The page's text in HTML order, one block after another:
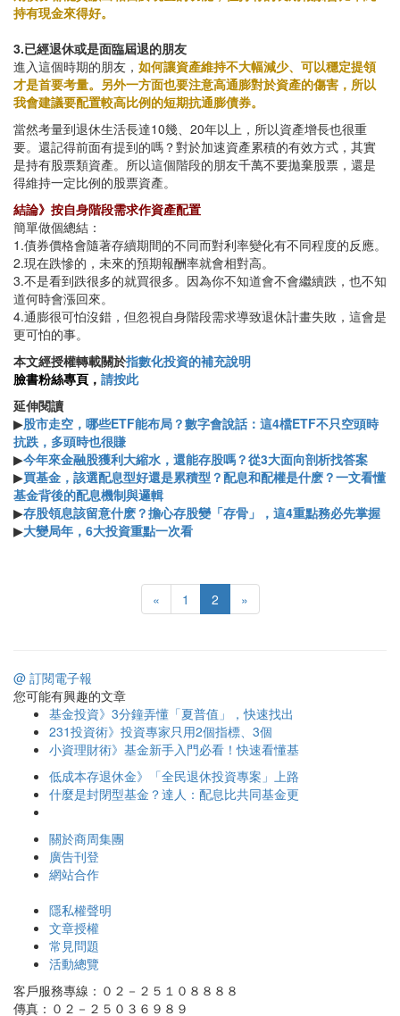
持有現金來得好。
3.已經退休或是面臨屆退的朋友
進入這個時期的朋友， 如何讓資產維持不大幅減少、可以穩定提領
才是首要考量。另外一方面也要注意高通膨對於資產的傷害，所以
我會建議要配置較高比例的短期抗通膨債券。
當然考量到退休生活長達10幾、20年以上，所以資產增長也很重
要。還記得前面有提到的嗎？對於加速資產累積的有效方式，其實
是持有股票類資產。所以這個階段的朋友千萬不要拋棄股票，還是
得維持一定比例的股票資產。
結論》按自身階段需求作資產配置
簡單做個總結：
1.債券價格會隨著存續期間的不同而對利率變化有不同程度的反應。
2.現在跌慘的，未來的預期報酬率就會相對高。
3.不是看到跌很多的就買很多。因為你不知道會不會繼續跌，也不知
道何時會漲回來。
4.通膨很可怕沒錯，但忽視自身階段需求導致退休計畫失敗，這會是
更可怕的事。
本文經授權轉載關於指數化投資的補充說明
臉書粉絲專頁， 請按此
延伸閱讀
▶股市走空，哪些ETF能布局？數字會說話：這4檔ETF不只空頭時
抗跌，多頭時也很賺
▶今年來金融股獲利大縮水，還能存股嗎？從3大面向剖析找答案
▶買基金，該選配息型好還是累積型？配息和配權是什麽？一文看懂
基金背後的配息機制與邏輯
▶存股領息該留意什麽？擔心存股變「存骨」，這4重點務必先掌握
▶大變局年，6大投資重點一次看
« 1 2 »
@ 訂閱電子報
您可能有興趣的文章
基金投資》3分鐘弄懂「夏普值」，快速找出
231投資術》投資專家只用2個指標、3個
小資理財術》基金新手入門必看！快速看懂基
低成本存退休金》「全民退休投資專案」上路
什麼是封閉型基金？達人：配息比共同基金更
關於商周集團
廣告刊登
網站合作
隱私權聲明
文章授權
常見問題
活動總覽
客戶服務專線：０２－２５１０８８８８
傳真：０２－２５０３６９８９